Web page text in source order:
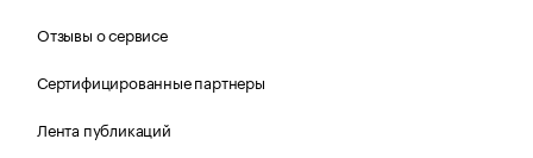
Отзывы о сервисе
Сертифицированные партнеры
Лента публикаций